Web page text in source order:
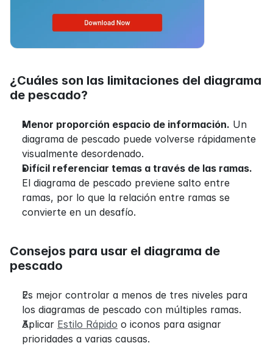
¿Cuáles son las limitaciones del diagrama
de pescado?
Menor proporción espacio de información. Un
diagrama de pescado puede volverse rápidamente
visualmente desordenado.
Difícil referenciar temas a través de las ramas.
El diagrama de pescado previene salto entre
ramas, por lo que la relación entre ramas se
convierte en un desafío.
Consejos para usar el diagrama de
pescado
Es mejor controlar a menos de tres niveles para
los diagramas de pescado con múltiples ramas.
Aplicar Estilo Rápido o iconos para asignar
prioridades a varias causas.